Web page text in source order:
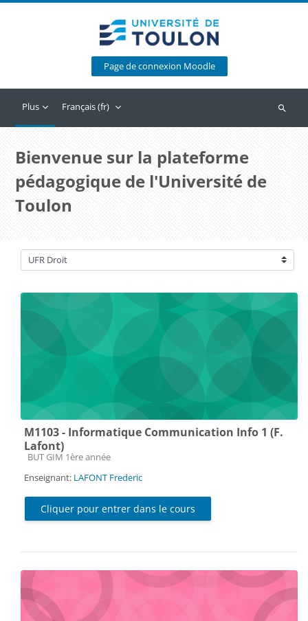
Page de connexion Moodle
Plus Français ‎(fr)‎
Bienvenue sur la plateforme
pédagogique de l'Université de
Toulon
Catégories de cours
M1103 - Informatique Communication Info 1 (F.
Lafont)
Catégorie de cours
BUT GIM 1ère année
Enseignant: LAFONT Frederic
Cliquer pour entrer dans le cours